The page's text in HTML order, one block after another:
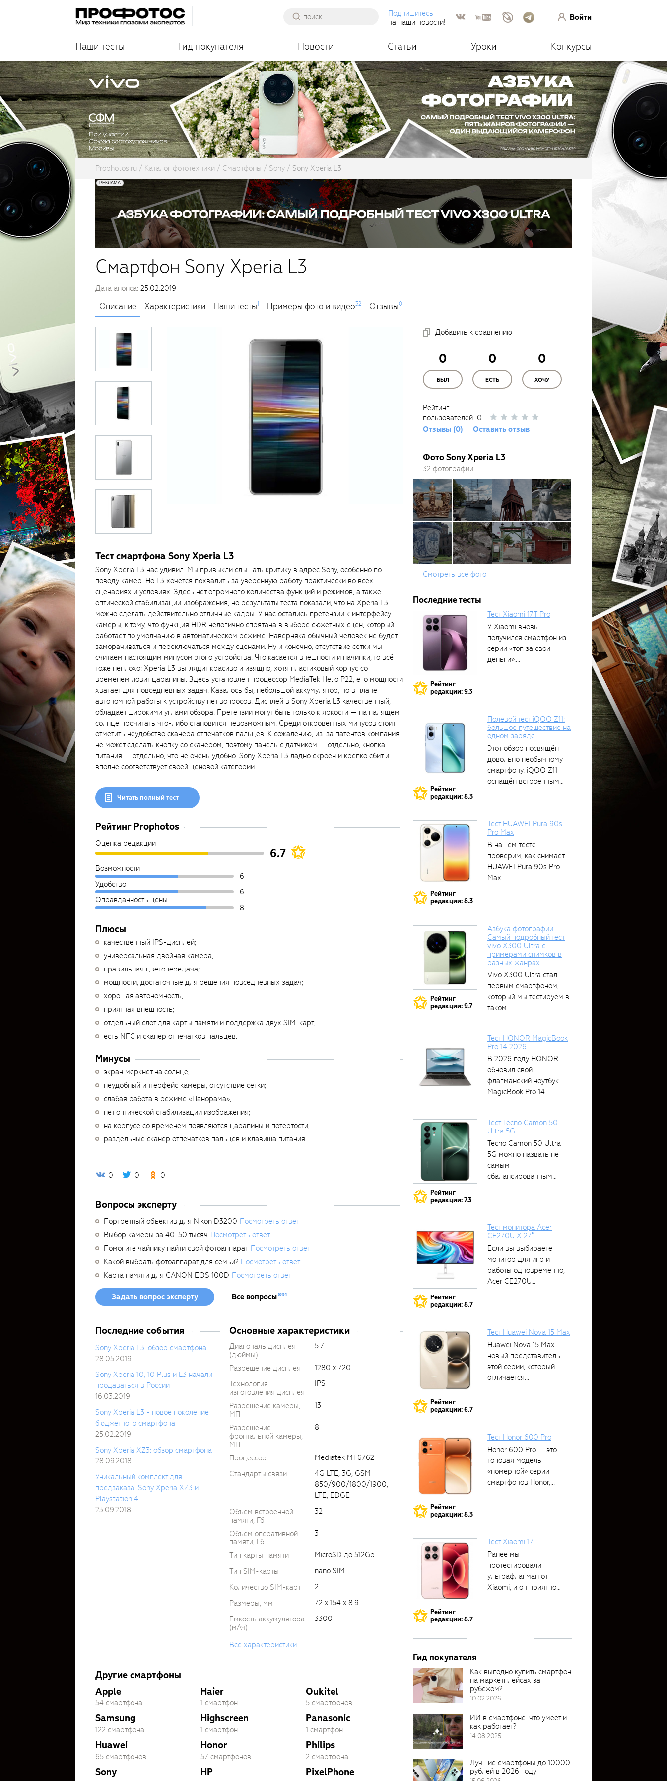
Подпишитесь
на наши новости!
Войти
Наши тесты Гид покупателя Новости Статьи Уроки Конкурсы
Prophotos.ru Каталог фототехники Смартфоны Sony Sony Xperia L3
Смартфон Sony Xperia L3
Дата анонса: 25.02.2019
Описание Характеристики Наши тесты1 Примеры фото и видео32 Отзывы0
Тест смартфона Sony Xperia L3
Sony Xperia L3 нас удивил. Мы привыкли слышать критику в адрес Sony, особенно по
поводу камер. Но L3 хочется похвалить за уверенную работу практически во всех
сценариях и условиях. Здесь нет огромного количества функций и режимов, а также
оптической стабилизации изображения, но результаты теста показали, что на Xperia L3
можно сделать действительно отличные кадры. У нас остались претензии к интерфейсу
камеры, к тому, что функция HDR нелогично спрятана в выборе сюжетных сцен, который
работает по умолчанию в автоматическом режиме. Наверняка обычный человек не будет
заморачиваться и переключаться между сценами. Ну и конечно, отсутствие сетки мы
считаем настоящим минусом этого устройства. Что касается внешности и начинки, то всё
тоже неплохо: Xperia L3 выглядит красиво и изящно, хотя пластиковый корпус со
временем ловит царапины. Здесь установлен процессор MediaTek Helio P22, его мощности
хватает для повседневных задач. Казалось бы, небольшой аккумулятор, но в плане
автономной работы к устройству нет вопросов. Дисплей в Sony Xperia L3 качественный,
обладает широкими углами обзора. Претензии могут быть только к яркости — на палящем
солнце прочитать что-либо становится невозможным. Среди откровенных минусов стоит
отметить неудобство сканера отпечатков пальцев. К сожалению, из-за патентов компания
не может сделать кнопку со сканером, поэтому панель с датчиком — отдельно, кнопка
питания — отдельно, что не очень удобно. Sony Xperia L3 ладно скроен и крепко сбит и
вполне соответствует своей ценовой категории.
Читать полный тест
Рейтинг Prophotos
Оценка редакции
6.7
Возможности
6
Удобство
6
Оправданность цены
8
Плюсы
качественный IPS-дисплей;
универсальная двойная камера;
правильная цветопередача;
мощности, достаточные для решения повседневных задач;
хорошая автономность;
приятная внешность;
отдельный слот для карты памяти и поддержка двух SIM-карт;
есть NFC и сканер отпечатков пальцев.
Минусы
экран меркнет на солнце;
неудобный интерфейс камеры, отсутствие сетки;
слабая работа в режиме «Панорама»;
нет оптической стабилизации изображения;
на корпусе со временем появляются царапины и потёртости;
раздельные сканер отпечатков пальцев и клавиша питания.
0 0 0
Вопросы эксперту
Портретный объектив для Nikon D3200 Посмотреть ответ
Выбор камеры за 40-50 тысяч Посмотреть ответ
Помогите чайнику найти свой фотоаппарат Посмотреть ответ
Какой выбрать фотоаппарат для семьи? Посмотреть ответ
Карта памяти для CANON EOS 100D Посмотреть ответ
Задать вопрос эксперту Все вопросы891
Последние события
Sony Xperia L3: обзор смартфона
28.05.2019
Sony Xperia 10, 10 Plus и L3 начали
продаваться в России
16.03.2019
Sony Xperia L3 - новое поколение
бюджетного смартфона
25.02.2019
Sony Xperia XZ3: обзор смартфона
28.09.2018
Уникальный комплект для
предзаказа: Sony Xperia XZ3 и
Playstation 4
23.09.2018
Основные характеристики
Диагональ дисплея
(дюймы)
5.7
Разрешение дисплея
1280 x 720
Технология
изготовления дисплея
IPS
Разрешение камеры,
МП
13
Разрешение
фронтальной камеры,
МП
8
Процессор
Mediatek MT6762
Стандарты связи
4G LTE, 3G, GSM
850/900/1800/1900,
LTE, EDGE
Объем встроенной
памяти, Гб
32
Объем оперативной
памяти, Гб
3
Тип карты памяти
MicroSD до 512Gb
Тип SIM-карты
nano SIM
Количество SIM-карт
2
Размеры, мм
72 x 154 x 8.9
Емкость аккумулятора
(мАч)
3300
Все характеристики
Другие смартфоны
Apple
54 смартфона
Samsung
122 смартфона
Huawei
65 смартфонов
Sony
Haier
1 смартфон
Highscreen
1 смартфон
Honor
57 смартфонов
HP
Oukitel
5 смартфонов
Panasonic
1 смартфон
Philips
2 смартфона
PixelPhone
Добавить к сравнению
0
БЫЛ
0
ЕСТЬ
0
ХОЧУ
Рейтинг
пользователей: 0
Отзывы (0)
Оставить отзыв
Фото Sony Xperia L3
32 фотографии
Смотреть все фото
Последние тесты
Рейтинг
редакции: 9.3
Тест Xiaomi 17T Pro
У Xiaomi вновь
получился смартфон из
серии «топ за свои
деньги»....
Рейтинг
редакции: 8.3
Полевой тест iQOO Z11:
большое путешествие на
одном заряде
Этот обзор посвящён
довольно необычному
смартфону. iQOO Z11
оснащён встроенным
Рейтинг
редакции: 8.3
Тест HUAWEI Pura 90s
Pro Max
В нашем тесте
проверим, как снимает
HUAWEI Pura 90s Pro
Max...
Рейтинг
редакции: 9.7
Азбука фотографии.
Самый подробный тест
vivo X300 Ultra с
примерами снимков в
разных жанрах
Vivo X300 Ultra стал
первым смартфоном,
который мы тестируем в
таком...
Тест HONOR MagicBook
Pro 14 2026
В 2026 году HONOR
обновил свой
флагманский ноутбук
MagicBook Pro 14....
Рейтинг
редакции: 7.3
Тест Tecno Camon 50
Ultra 5G
Tecno Camon 50 Ultra
5G можно назвать не
самым
сбалансированным
Рейтинг
редакции: 8.7
Тест монитора Acer
CE270U X 27″
Если вы выбираете
монитор для игр и
работы одновременно,
Acer CE270U...
Рейтинг
редакции: 6.7
Тест Huawei Nova 15 Max
Huawei Nova 15 Max –
новый представитель
этой серии, который
отличается...
Рейтинг
редакции: 8.3
Тест Honor 600 Pro
Honor 600 Pro — это
топовая модель
«номерной» серии
смартфонов Honor,...
Рейтинг
редакции: 8.7
Тест Xiaomi 17
Ранее мы
протестировали
ультрафлагман от
Xiaomi, и он приятно
Гид покупателя
Как выгодно купить смартфон
на маркетплейсах за
рубежом?
10.02.2026
ИИ в смартфоне: что умеет и
как работает?
14.08.2025
Лучшие смартфоны до 10000
рублей в 2026 году